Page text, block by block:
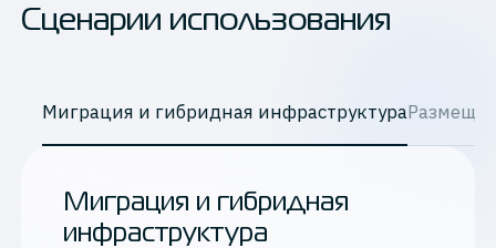
Сценарии использования
Миграция и гибридная инфраструктура
Миграция и гибридная
инфраструктура